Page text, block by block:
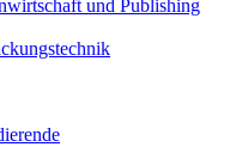
und Publishing